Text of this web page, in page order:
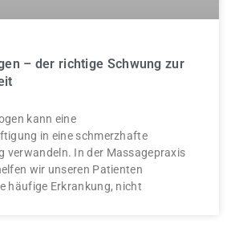
– der richtige Schwung zur
kann eine
in eine schmerzhafte
verwandeln. In der Massagepraxis
wir unseren Patienten
häufige Erkrankung, nicht